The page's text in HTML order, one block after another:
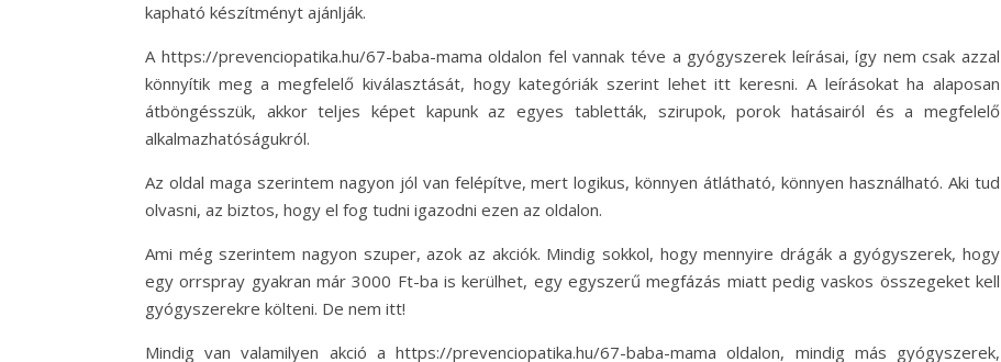
kapható készítményt ajánlják.
A https://prevenciopatika.hu/67-baba-mama oldalon fel vannak téve a gyógyszerek leírásai, így nem csak azzal
könnyítik meg a megfelelő kiválasztását, hogy kategóriák szerint lehet itt keresni. A leírásokat ha alaposan
átböngésszük, akkor teljes képet kapunk az egyes tabletták, szirupok, porok hatásairól és a megfelelő
alkalmazhatóságukról.
Az oldal maga szerintem nagyon jól van felépítve, mert logikus, könnyen átlátható, könnyen használható. Aki tud
olvasni, az biztos, hogy el fog tudni igazodni ezen az oldalon.
Ami még szerintem nagyon szuper, azok az akciók. Mindig sokkol, hogy mennyire drágák a gyógyszerek, hogy
egy orrspray gyakran már 3000 Ft-ba is kerülhet, egy egyszerű megfázás miatt pedig vaskos összegeket kell
gyógyszerekre költeni. De nem itt!
Mindig van valamilyen akció a https://prevenciopatika.hu/67-baba-mama oldalon, mindig más gyógyszerek,